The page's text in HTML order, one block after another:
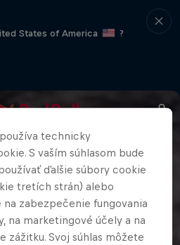
States of America
?
technicky
S vaším súhlasom bude
ďalšie súbory cookie
tretích strán) alebo
zabezpečenie fungovania
na marketingové účely a na
zážitku. Svoj súhlas môžete